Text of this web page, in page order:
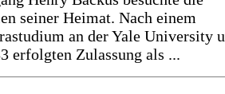
seiner Heimat. Nach einem
an der Yale University
erfolgten Zulassung als ...